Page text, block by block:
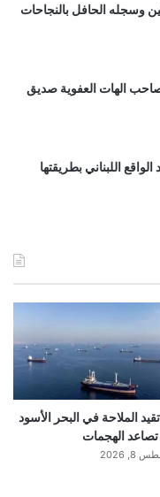
وسجله الحافل بالنجاحات
الهات العفوية صديق
اللبناني بطريقتها
الملاحة في البحر الأسود
الهجمات
2026